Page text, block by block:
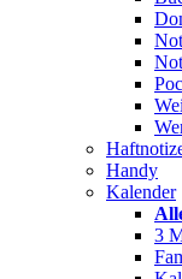
Handy
Kalender
3